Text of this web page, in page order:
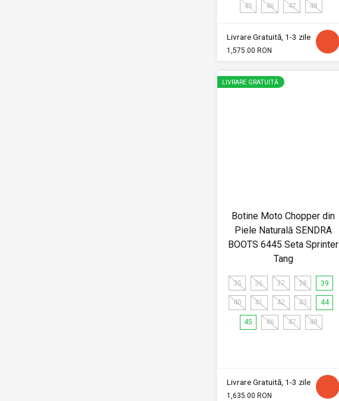
45 46 47 48
Livrare Gratuită, 1-3 zile
1,575.00 RON
LIVRARE GRATUITĂ
Botine Moto Chopper din
Piele Naturală SENDRA
BOOTS 6445 Seta Sprinter
Tang
35 36 37 38 39
40 41 42 43 44
45 46 47 48
Livrare Gratuită, 1-3 zile
1,635.00 RON